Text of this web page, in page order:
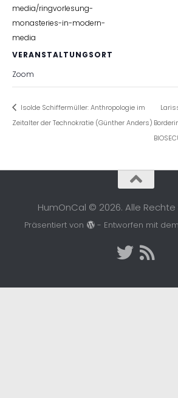
media/ringvorlesung-
monasteries-in-modern-
media
VERANSTALTUNGSORT
Zoom
Isolde Schiffermüller: Anthropologie im
Zeitalter der Technokratie (Günther Anders)
HumOnCal © 2026. Alle
Präsentiert von - Entworfen mit dem